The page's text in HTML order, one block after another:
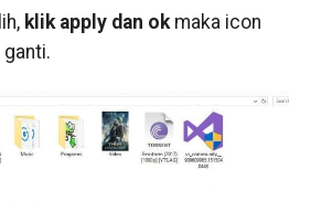
klik apply dan okmaka icon